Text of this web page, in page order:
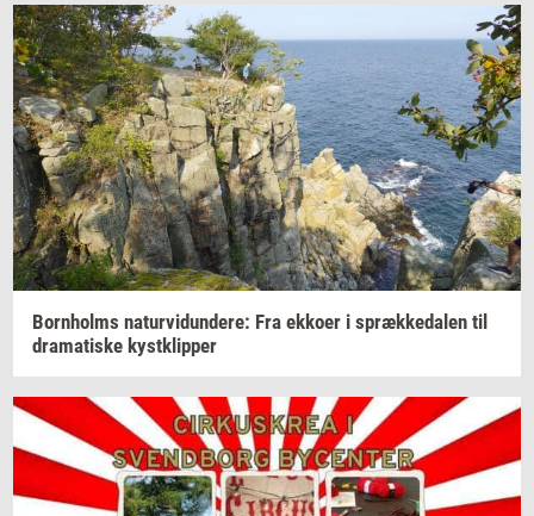
Born­holms na­tur­vi­dun­de­re: Fra ek­ko­er i spræk­ke­da­len til
dra­ma­ti­ske kyst­klip­per